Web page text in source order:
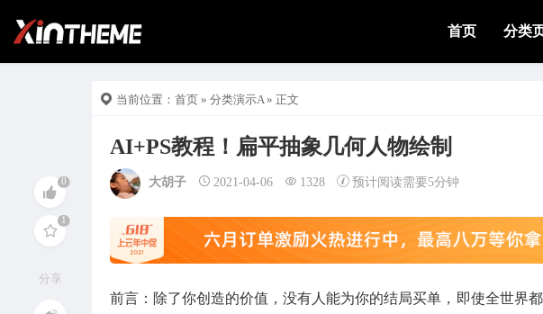
首页 分类
当前位置： 首页 » 分类演示A» 正文
AI+PS教程！扁平抽象几何人物绘制
大胡子 2021-04-06 1328 预计阅读需要5分钟
前言：除了你创造的价值，没有人能为你的结局买单，即使全世界
分享